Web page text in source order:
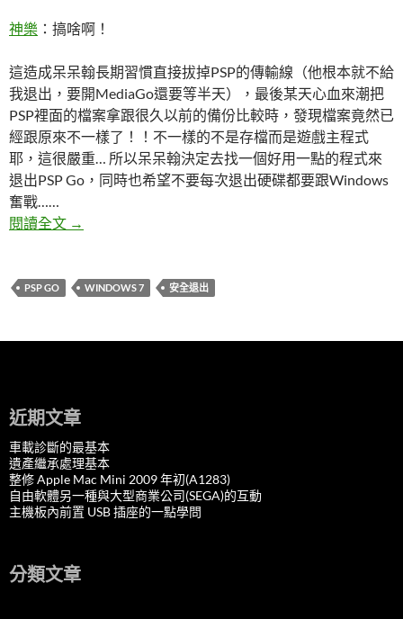
神樂 ：搞啥啊！
這造成呆呆翰長期習慣直接拔掉PSP的傳輸線（他根本就不給
我退出，要開MediaGo還要等半天），最後某天心血來潮把
PSP裡面的檔案拿跟很久以前的備份比較時，發現檔案竟然已
經跟原來不一樣了！！不一樣的不是存檔而是遊戲主程式
耶，這很嚴重… 所以呆呆翰決定去找一個好用一點的程式來
退出PSP Go，同時也希望不要每次退出硬碟都要跟Windows
奮戰……
閱讀全文 解決Windows 7永遠按不出來的「安全退出」
→
PSP GO WINDOWS 7 安全退出
近期文章
車載診斷的最基本
遺產繼承處理基本
整修 Apple Mac Mini 2009 年初(A1283)
自由軟體另一種與大型商業公司(SEGA)的互動
主機板內前置 USB 插座的一點學問
分類文章